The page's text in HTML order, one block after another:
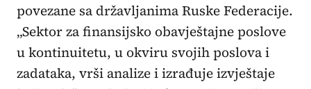
povezane sa državljanima Ruske Federacije.
„Sektor za finansijsko obavještajne poslove
u kontinuitetu, u okviru svojih poslova i
zadataka, vrši analize i izrađuje izvještaje